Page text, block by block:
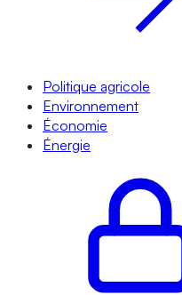
Politique agricole
Environnement
Économie
Énergie